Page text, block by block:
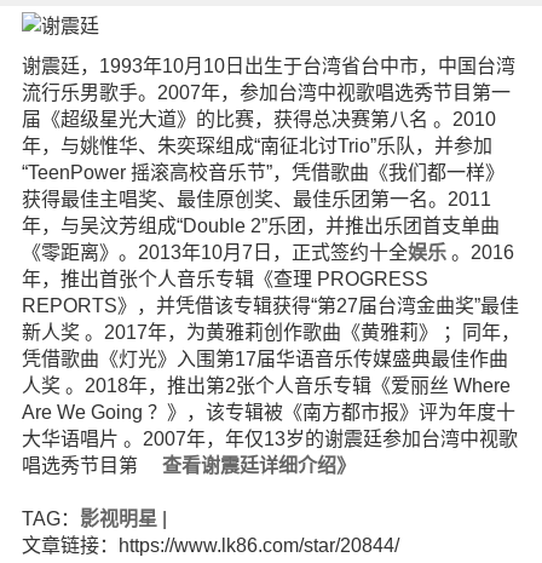
谢震廷，1993年10月10日出生于台湾省台中市，中国台湾
流行乐男歌手。2007年，参加台湾中视歌唱选秀节目第一
届《超级星光大道》的比赛，获得总决赛第八名 。2010
年，与姚惟华、朱奕琛组成“南征北讨Trio”乐队，并参加
“TeenPower 摇滚高校音乐节”，凭借歌曲《我们都一样》
获得最佳主唱奖、最佳原创奖、最佳乐团第一名。2011
年，与吴汶芳组成“Double 2”乐团，并推出乐团首支单曲
《零距离》。2013年10月7日，正式签约十全娱乐。2016
年，推出首张个人音乐专辑《查理 PROGRESS
REPORTS》，并凭借该专辑获得“第27届台湾金曲奖”最佳
新人奖 。2017年，为黄雅莉创作歌曲《黄雅莉》 ；同年，
凭借歌曲《灯光》入围第17届华语音乐传媒盛典最佳作曲
人奖 。2018年，推出第2张个人音乐专辑《爱丽丝 Where
Are We Going ？》，该专辑被《南方都市报》评为年度十
大华语唱片 。2007年，年仅13岁的谢震廷参加台湾中视歌
唱选秀节目第 查看谢震廷详细介绍》
TAG： 影视明星
文章链接：https://www.lk86.com/star/20844/